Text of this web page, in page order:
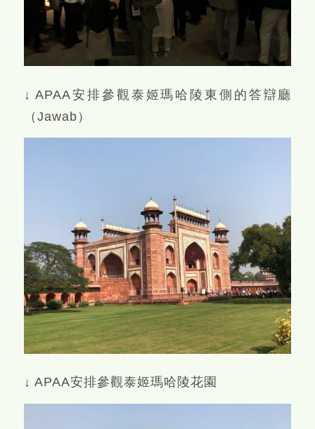
↓ APAA安排參觀泰姬瑪哈陵東側的答辯廳
（Jawab）
↓ APAA安排參觀泰姬瑪哈陵花園